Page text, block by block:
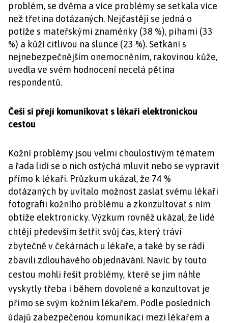
problém, se dvěma a více problémy se setkala více
než třetina dotázaných. Nejčastěji se jedná o
potíže s mateřskými znaménky (38 %), pihami (33
%) a kůží citlivou na slunce (23 %). Setkání s
nejnebezpečnějším onemocněním, rakovinou kůže,
uvedla ve svém hodnocení necelá pětina
respondentů.
Češi si přejí komunikovat s lékaři elektronickou
cestou
Kožní problémy jsou velmi choulostivým tématem
a řada lidí se o nich ostýchá mluvit nebo se vypravit
přímo k lékaři. Průzkum ukázal, že 74 %
dotázaných by uvítalo možnost zaslat svému lékaři
fotografii kožního problému a zkonzultovat s ním
obtíže elektronicky.Výzkum rovněž ukázal, že lidé
chtějí především šetřit svůj čas, který tráví
zbytečně v čekárnách u lékaře, a také by se rádi
zbavili zdlouhavého objednávání. Navíc by touto
cestou mohli řešit problémy, které se jim náhle
vyskytly třeba i během dovolené a konzultovat je
přímo se svým kožním lékařem. Podle posledních
údajů zabezpečenou komunikaci mezi lékařem a